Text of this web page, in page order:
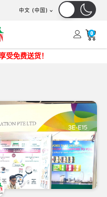
中文 (中国)
0
受免费送货！